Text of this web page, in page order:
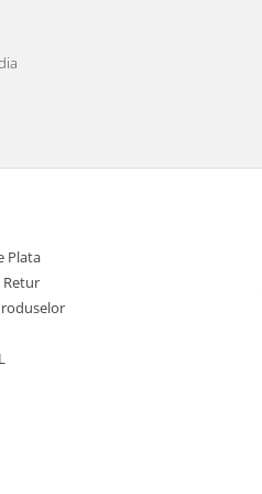
Plata
Retur